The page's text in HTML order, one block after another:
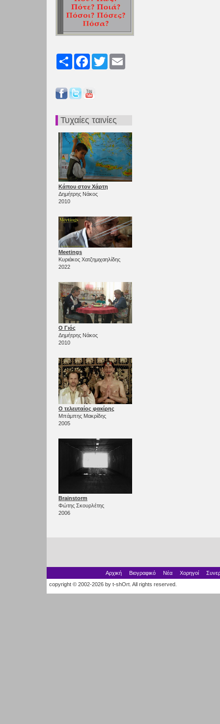
Share FacebookTwitter
Τυχαίες ταινίες
Κάπου στον Χάρτη
Δημήτρης Νάκος
2010
Meetings
Κυριάκος Χατζημιχαηλίδης
2022
Ο Γιός
Δημήτρης Νάκος
2010
Ο τελευταίος φακίρης
Μπάμπης Μακρίδης
2005
Brainstorm
Φώτης Σκουρλέτης
2006
Αρχική Βιογραφικό Νέα Χορηγοί
copyright © 2002-2026 by t-shOrt. All rights reserved.